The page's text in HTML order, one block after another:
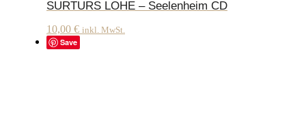
SURTURS LOHE – Seelenheim CD
10,00 € inkl. MwSt.
Save